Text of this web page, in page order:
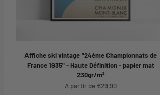
Affiche ski vintage "24ème Championnats de
France 1935" - Haute Définition - papier mat
230gr/m²
Prix de vente
A partir de €29,90